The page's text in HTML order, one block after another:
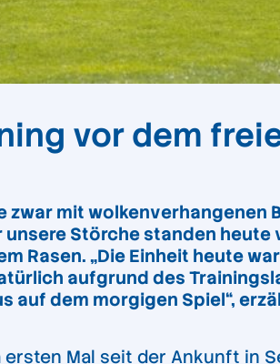
vor dem
mit wolkenverhangenen
Störche standen
Rasen. „Die Einheit heute
aufgrund des
dem morgigen Spiel“,
Mal seit der Ankunft in